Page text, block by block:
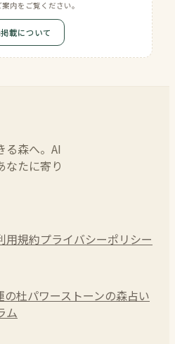
内をご覧ください。
載について
る森へ。AI
なたに寄り
用規約プライバシーポリシー
の杜パワーストーンの森占い
ム